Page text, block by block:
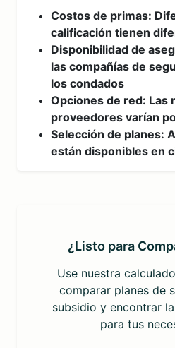
Costos de primas:
calificación tienen
Disponibilidad de
las compañías de
los condados
Opciones de red: Las
proveedores varían
Selección de planes:
están disponibles en
¿Listo para
Use nuestra
comparar planes de
subsidio y encontrar
para tus